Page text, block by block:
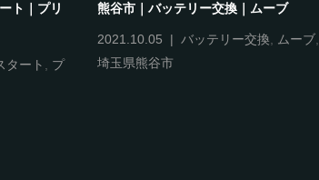
ト｜プリ
タート , プ
熊谷市｜バッテリー交換｜ムーブ
2021.10.05 バッテリー交換, ムーブ,
埼玉県熊谷市